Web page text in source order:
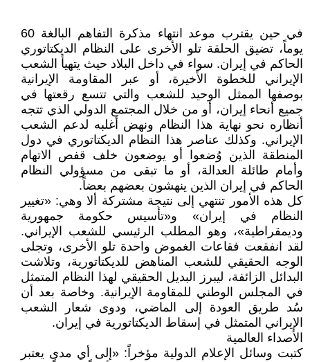
في حين يقترب موعد انتهاء مذكرة التفاهم البالغة 60
يوماً، تضيق الحلقة تلو الأخرى على النظام الديكتاتوري
الحاكم في إيران. سواء في داخل البلاد حيث يتهيأ الشعب
الإيراني للخطوة الأخيرة، أو عبر المقاومة الإيرانية
بوصفها الممثل الوحيد للشعب والتي تتسع رقعتها في
جميع أنحاء إيران، أو من خلال المجتمع الدولي الذي تتجه
أنظاره نحو نهاية هذا النظام ونهض أغلبه لدعم الشعب
الإيراني. وكذلك عناصر هذا النظام الديكتاتوري في دول
المنطقة الذين وُضعوا أو يوضعون خلف قفص الاتهام
وأمام طائلة العدالة، أو ما تبقى من مسؤولي النظام
الحاكم في إيران الذين ينهشون بعضهم بعضاً.
كل هذه الأمور تنتهي إلى نتيجة مشتركة ألا وهي: «تغيير
النظام في إيران» و«تأسيس حكومة جمهورية
وديمقراطية»، وهو المطلب الرئيسي للشعب الإيراني.
لقد انفقعت فقاعات الغموض واحدة تلو الأخرى، وتجلى
الوجه الحقيقي للشعب المناهض للديكتاتورية، وتلاشت
البدائل الزائفة، ليبرز البديل الحقيقي لهذا النظام المتمثل
في المجلس الوطني للمقاومة الإيرانية. وخاصة بعد أن
سُد طريق العودة إلى الماضي، ودوى شعار الشعب
الإيراني المتمثل في إسقاط الديكتاتورية في إيران.
الأصداء العالمية
كتبت وسائل الإعلام الدولية مؤخراً: «إلى أي مدى يعتبر